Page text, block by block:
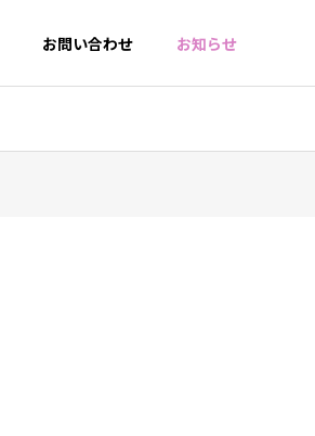
お問い合わせ お知らせ